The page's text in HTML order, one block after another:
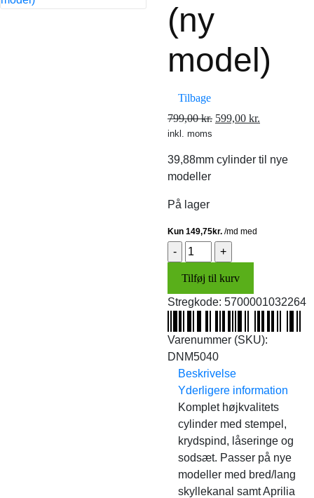
(ny
model)
Tilbage
799,00kr. Den
var:
599,00 kr.
inkl. moms
39,88mm cylinder til nye
modeller
På lager
Cylinder
39,88mm
(ny
model)
Tilføj til kurv
Stregkode: 5700001032264
Varenummer (SKU):
DNM5040
Beskrivelse
Yderligere information
Komplet højkvalitets
cylinder med stempel,
krydspind, låseringe og
sodsæt. Passer på nye
modeller med bred/lang
skyllekanal samt Aprilia